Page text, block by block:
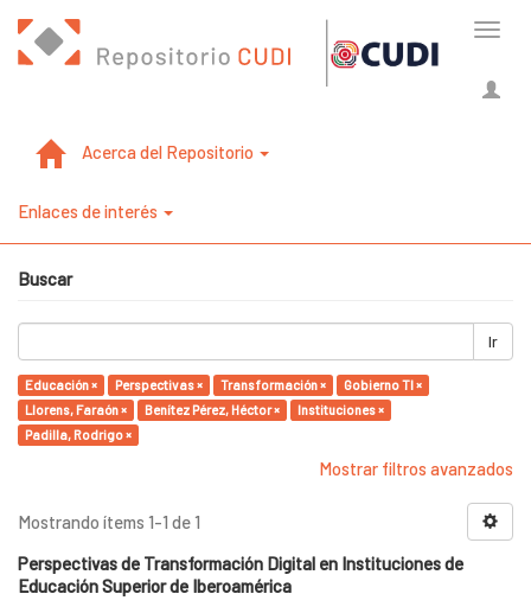
Acerca del Repositorio
Enlaces de interés
Buscar
Ir
Educación × Perspectivas × Transformación ×
Gobierno TI ×
Llorens, Faraón ×
Benítez Pérez, Héctor ×
Instituciones ×
Padilla, Rodrigo ×
Mostrar filtros avanzados
Mostrando ítems 1-1 de 1
Perspectivas de Transformación Digital en Instituciones de
Educación Superior de Iberoamérica